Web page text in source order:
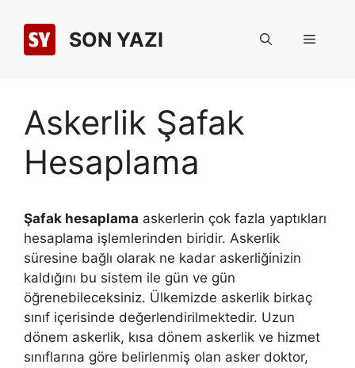
SON YAZI Menü
Askerlik Şafak
Hesaplama
Şafak hesaplama askerlerin çok fazla yaptıkları
hesaplama işlemlerinden biridir. Askerlik
süresine bağlı olarak ne kadar askerliğinizin
kaldığını bu sistem ile gün ve gün
öğrenebileceksiniz. Ülkemizde askerlik birkaç
sınıf içerisinde değerlendirilmektedir. Uzun
dönem askerlik, kısa dönem askerlik ve hizmet
sınıflarına göre belirlenmiş olan asker doktor,